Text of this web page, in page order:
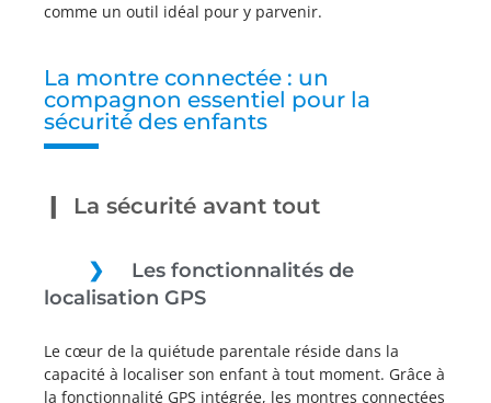
comme un outil idéal pour y parvenir.
La montre connectée : un
compagnon essentiel pour la
sécurité des enfants
La sécurité avant tout
Les fonctionnalités de
localisation GPS
Le cœur de la quiétude parentale réside dans la
capacité à localiser son enfant à tout moment. Grâce à
la fonctionnalité GPS intégrée, les montres connectées